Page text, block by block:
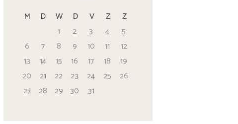
M
D W D V Z
Z
1
2 3 4
5
6
7 8 9 10 11
12
13
14 15 16 17 18
19
20
21 22 23 24 25
26
27
28 29 30 31